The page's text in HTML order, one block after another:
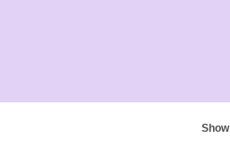
Show